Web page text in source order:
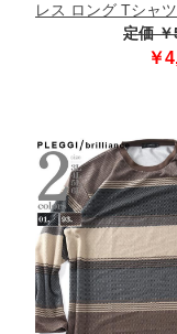
レス ロング Tシャ
定価
￥